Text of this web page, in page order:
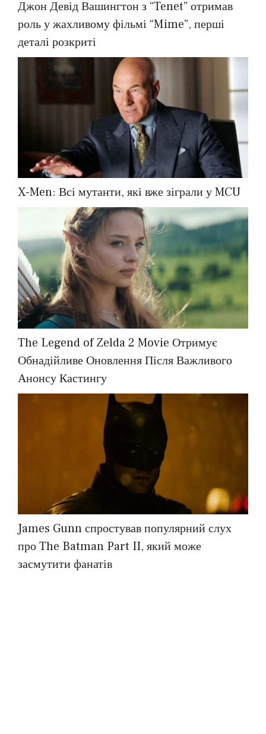
Джон Девід Вашингтон з “Tenet” отримав
роль у жахливому фільмі “Mime”, перші
деталі розкриті
X-Men: Всі мутанти, які вже зіграли у MCU
The Legend of Zelda 2 Movie Отримує
Обнадійливе Оновлення Після Важливого
Анонсу Кастингу
James Gunn спростував популярний слух
про The Batman Part II, який може
засмутити фанатів